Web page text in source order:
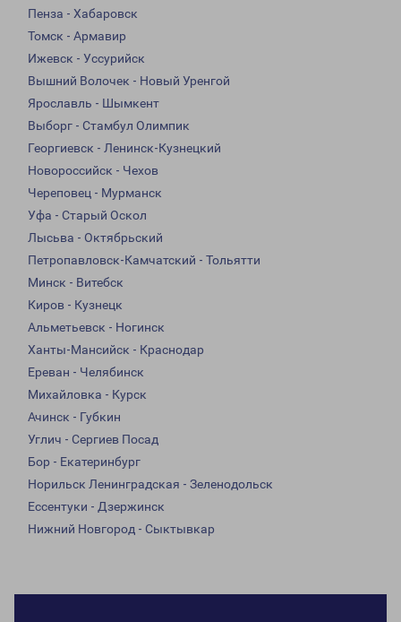
Пенза - Хабаровск
Томск - Армавир
Ижевск - Уссурийск
Вышний Волочек - Новый Уренгой
Ярославль - Шымкент
Выборг - Стамбул Олимпик
Георгиевск - Ленинск-Кузнецкий
Новороссийск - Чехов
Череповец - Мурманск
Уфа - Старый Оскол
Лысьва - Октябрьский
Петропавловск-Камчатский - Тольятти
Минск - Витебск
Киров - Кузнецк
Альметьевск - Ногинск
Ханты-Мансийск - Краснодар
Ереван - Челябинск
Михайловка - Курск
Ачинск - Губкин
Углич - Сергиев Посад
Бор - Екатеринбург
Норильск Ленинградская - Зеленодольск
Ессентуки - Дзержинск
Нижний Новгород - Сыктывкар